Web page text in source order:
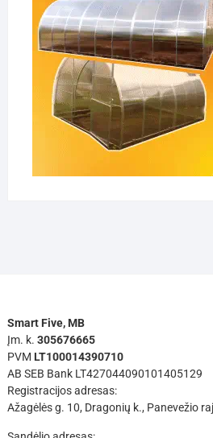
Smart Five, MB
Įm. k. 305676665
PVM LT100014390710
AB SEB Bank LT427044090101405129
Registracijos adresas:
Ažagėlės g. 10, Dragonių k., Panevežio